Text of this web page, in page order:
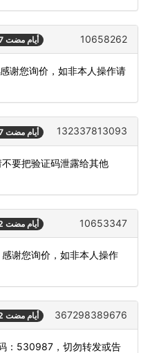
307 أيام مضت 10658262
谢您询价，如非本人操作请
307 أيام مضت 132337813093
要把验证码泄露给其他
312 أيام مضت 10653347
谢您询价，如非本人操作
312 أيام مضت 367298389676
：530987，切勿转发或告